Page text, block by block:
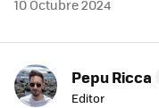
10 Octubre 2024
Pepu Ricca
Editor